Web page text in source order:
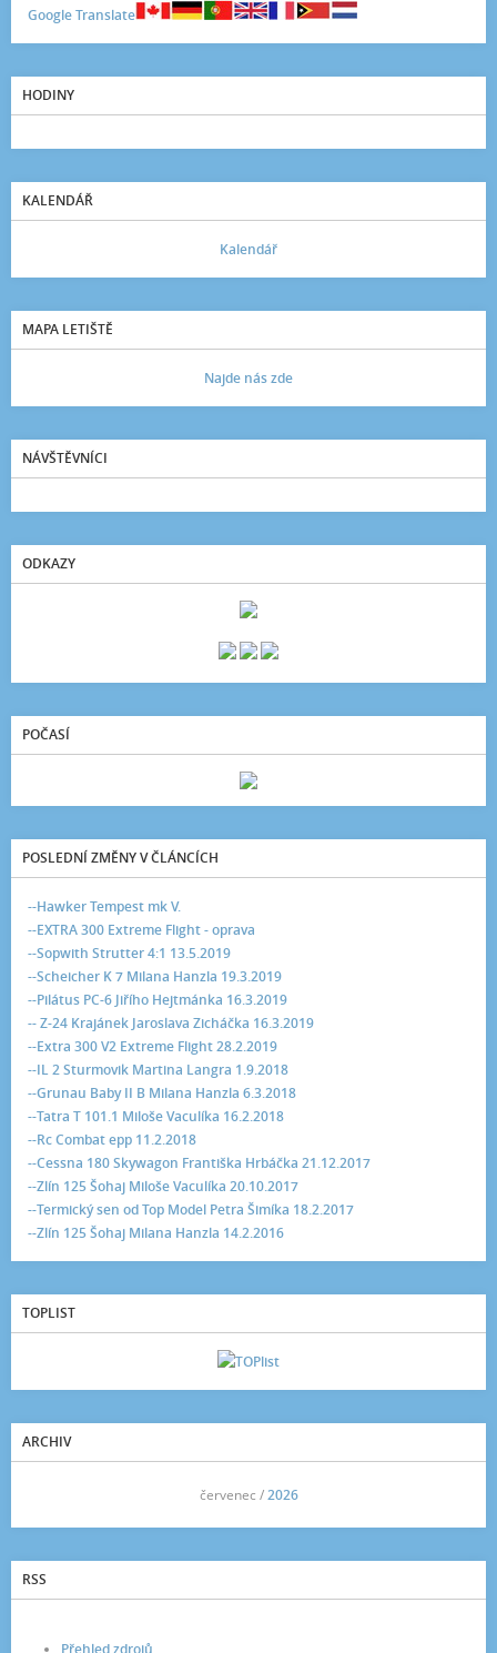
Google Translate
HODINY
KALENDÁŘ
Kalendář
MAPA LETIŠTĚ
Najde nás zde
NÁVŠTĚVNÍCI
ODKAZY
POČASÍ
POSLEDNÍ ZMĚNY V ČLÁNCÍCH
--Hawker Tempest mk V.
--EXTRA 300 Extreme Flight - oprava
--Sopwith Strutter 4:1 13.5.2019
--Scheicher K 7 Milana Hanzla 19.3.2019
--Pilátus PC-6 Jiřího Hejtmánka 16.3.2019
-- Z-24 Krajánek Jaroslava Zicháčka 16.3.2019
--Extra 300 V2 Extreme Flight 28.2.2019
--IL 2 Sturmovik Martina Langra 1.9.2018
--Grunau Baby II B Milana Hanzla 6.3.2018
--Tatra T 101.1 Miloše Vaculíka 16.2.2018
--Rc Combat epp 11.2.2018
--Cessna 180 Skywagon Františka Hrbáčka 21.12.2017
--Zlín 125 Šohaj Miloše Vaculíka 20.10.2017
--Termický sen od Top Model Petra Šimíka 18.2.2017
--Zlín 125 Šohaj Milana Hanzla 14.2.2016
TOPLIST
ARCHIV
červenec /2026
RSS